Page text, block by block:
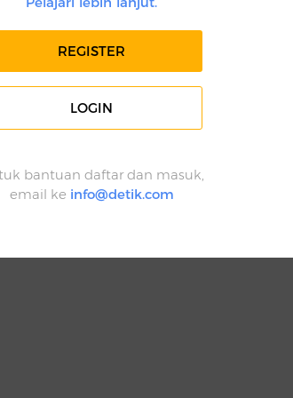
REGISTER
LOGIN
bantuan daftar dan masuk,
email ke info@detik.com